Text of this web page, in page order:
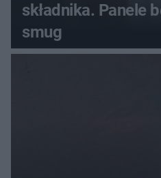
składnika. Panele
smug